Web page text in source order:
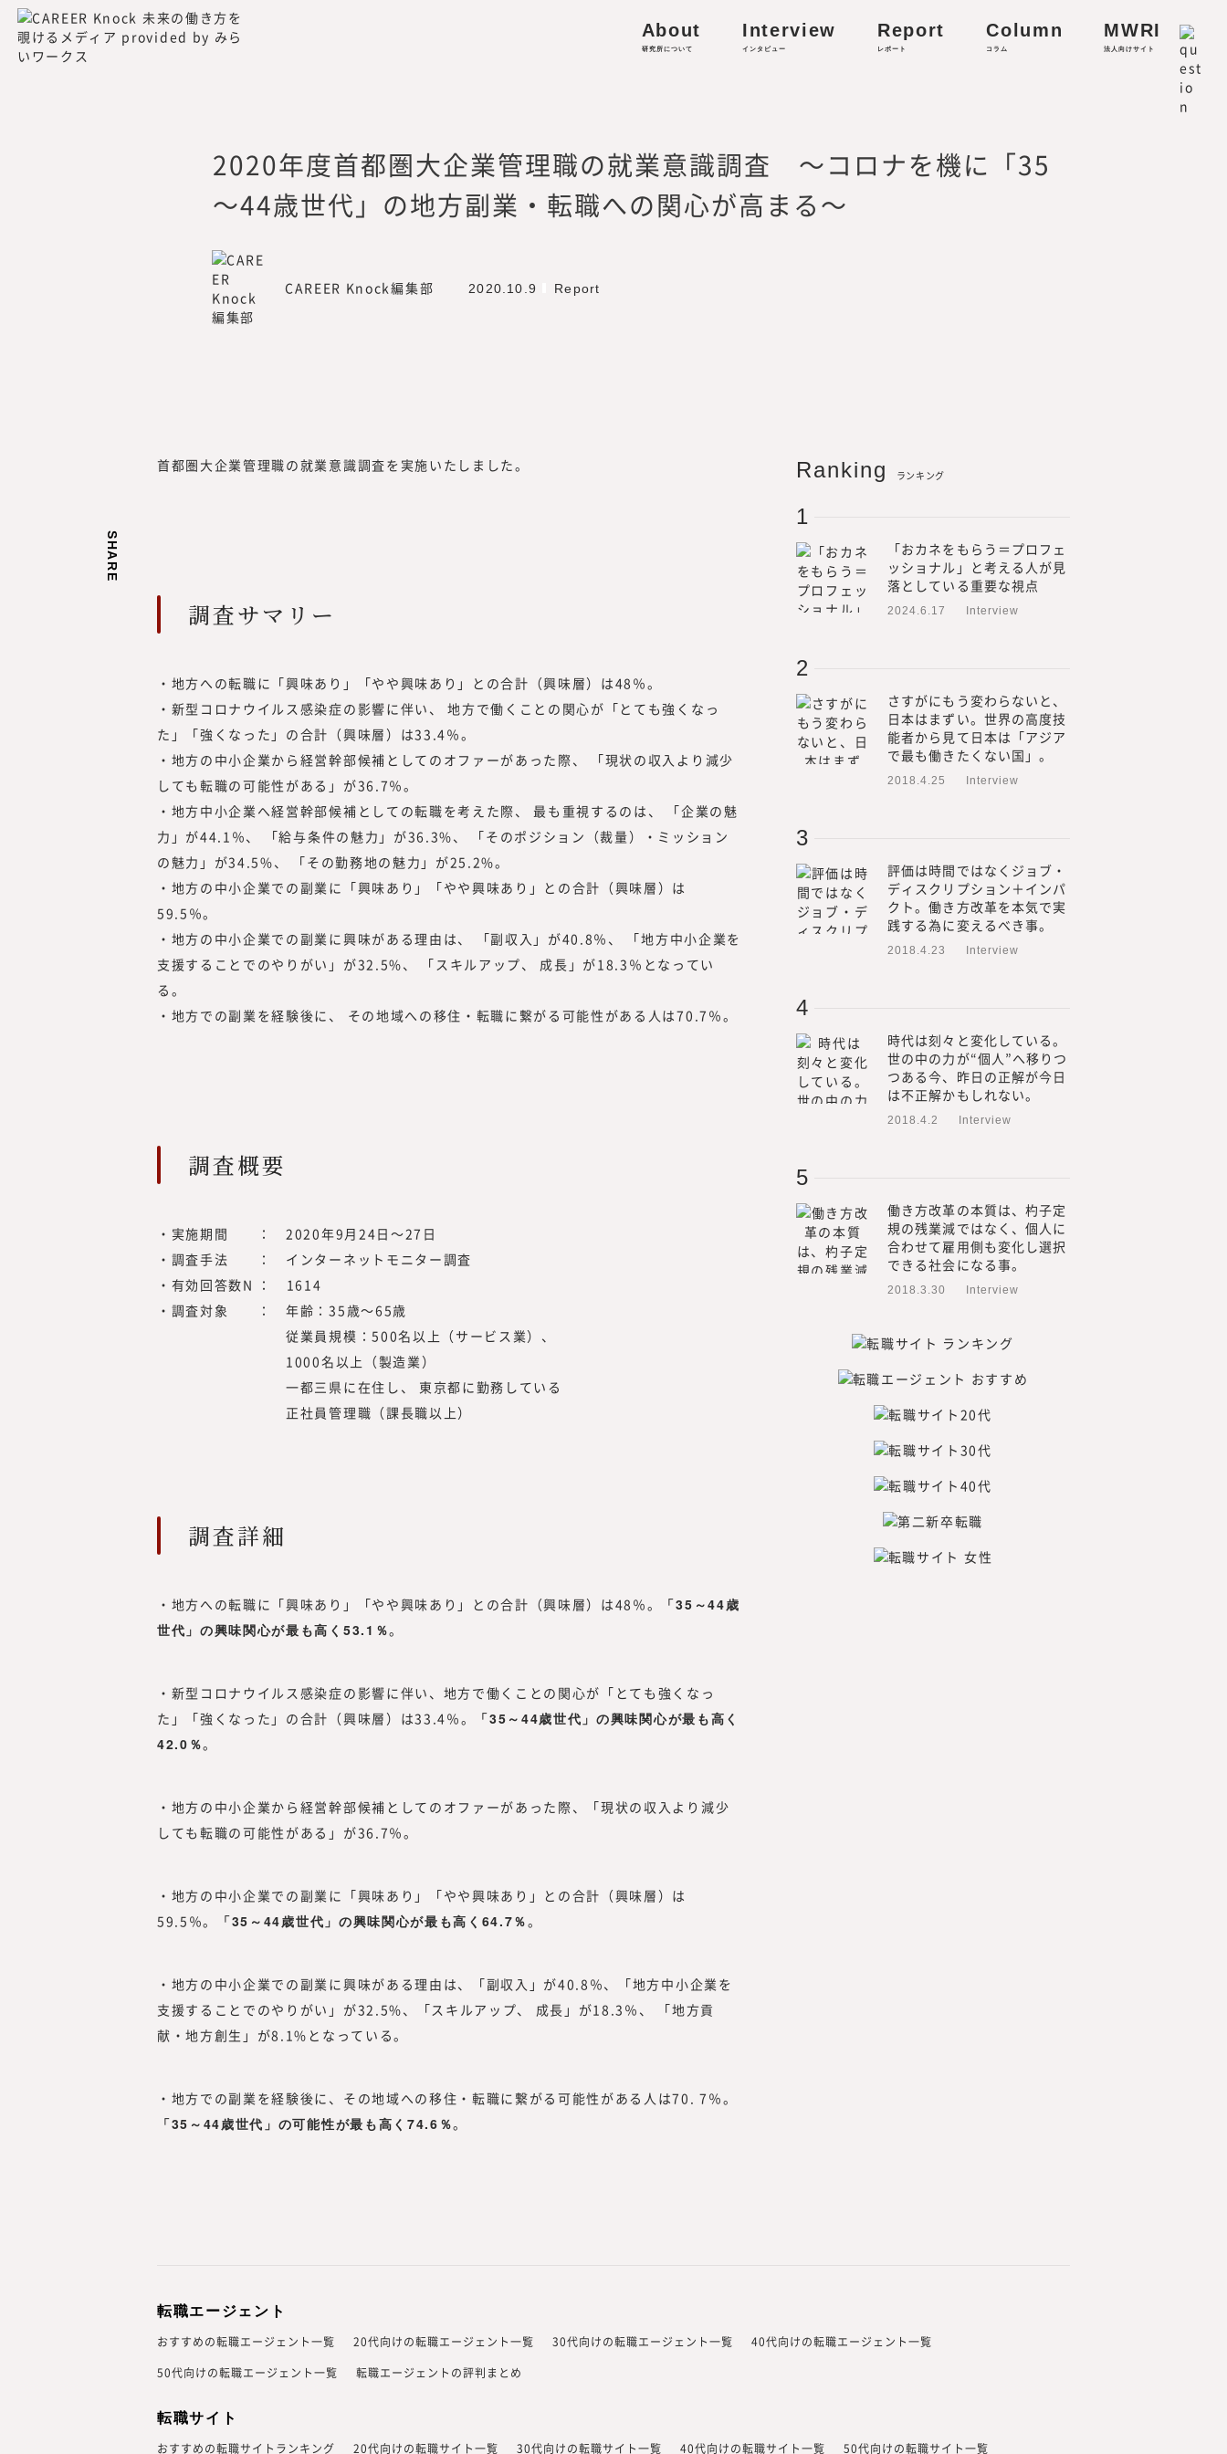
About
研究所について
Interview
インタビュー
Report
レポート
Column
コラム
MWRI
法人向けサイト
名称：
所在地： 〒105-0001 東京都港区虎ノ門4-1-13 Prime Terrace KAMIYACHO 2F
企業の新規事業や人的資本経営／リスキリング、外部人材活用、サステナビリティに関する研究
出版・広報
連絡先：
みらいワークス総合研究所 所長
岡本 祥治
Nagaharu Okamoto
1976年生まれ、慶應義塾大学理工学部
卒。アクセンチュア、ベンチャー企業を
経て、47都道府県を旅する過程で「日本
を元気にしたいという思いが強くなり、
起業を決意。2012年、みらいワークス
を設立し、2017年に東証マザーズ
『みらいワークス総合研究所』を運営する株式会社みらいワークス
は、「日本のみらいの為に挑戦する人を増やす」をミッション、
「プロフェッショナル人材が挑戦するエコシステムを創造する」を
ビジョンに掲げ、人生100年時代に、プロフェッショナル人材が、
「独立、起業、副業、正社員」といった働き方や働く場所、働く目
を展開しています。
2022年7月に、プロフェッショナル人材の働き方やキャリアに関す
る調査・研究機関『みらいワークス総合研究所』を立ち上げ、メデ
ィア『CAREER Knock 』にて、プロフェッショナル人材の働き方や
キャリア形成についての情報を提供してきました。
を活用する企業についての調査・研究も行い、情報を提供していく
中で、企業の経営者や人事部、事業部の方より「これらのノウハウ
や事例をもっと知りたい」といった声を多くいただく機会が増えま
また、昨今、オープンイノベーションやリスキリングに関するお問
い合わせや引き合いも増えていることから、このたび、『みらいワ
／リスキリング、サステナビリティに関する調査・研究、情報を提
現在、みらいワークスに登録いただいているプロフェッショナル人
材は8万名を越えました。国内最大級のプロフェッショナル人材のた
めのプラットフォームとして、多くのプロフェッショナル人材の働
き方や、企業でのプロフェッショナル人材の採用・活用を見てきた
供していきたいと思っております。
い情報を提供するのではなく、読者の目線で調査・研究をした情報
スキリング、サステナビリティ等、かつてないものを創る「挑戦
つまり、読者の目線で活動するには、みらいワークス総合研究所に
携わる編集者、記者、執筆者、われわれ自身も「挑戦者」である必
要があります。われわれ自身も「挑戦者」であり続け、企画する内
容、集める情報、発信する情報と、10年先、20年先を見据えた、読
2020年度首都圏大企業管理職の就業意識調査 ～コロナを機に「35
～44歳世代」の地方副業・転職への関心が高まる～
CAREER Knock編集部 2020.10.9 Report
SHARE
首都圏大企業管理職の就業意識調査を実施いたしました。
調査サマリー
・地方への転職に「興味あり」「やや興味あり」との合計（興味層）は48％。
・新型コロナウイルス感染症の影響に伴い、 地方で働くことの関心が「とても強くなっ
た」「強くなった」の合計（興味層）は33.4％。
・地方の中小企業から経営幹部候補としてのオファーがあった際、 「現状の収入より減少
しても転職の可能性がある」が36.7％。
・地方中小企業へ経営幹部候補としての転職を考えた際、 最も重視するのは、 「企業の魅
力」が44.1％、 「給与条件の魅力」が36.3%、 「そのポジション（裁量）・ミッション
の魅力」が34.5%、 「その勤務地の魅力」が25.2%。
・地方の中小企業での副業に「興味あり」「やや興味あり」との合計（興味層）は
59.5％。
・地方の中小企業での副業に興味がある理由は、 「副収入」が40.8％、 「地方中小企業を
支援することでのやりがい」が32.5%、 「スキルアップ、 成長」が18.3％となってい
る。
・地方での副業を経験後に、 その地域への移住・転職に繋がる可能性がある人は70.7％。
調査概要
・実施期間 ： 2020年9月24日～27日
・調査手法 ： インターネットモニター調査
・有効回答数N ： 1614
・調査対象 ： 年齢：35歳～65歳
従業員規模：500名以上（サービス業）、
1000名以上（製造業）
一都三県に在住し、 東京都に勤務している
正社員管理職（課長職以上）
調査詳細
・地方への転職に「興味あり」「やや興味あり」との合計（興味層）は48％。
「35～44歳
世代」の興味関心が最も高く53.1％。
・新型コロナウイルス感染症の影響に伴い、地方で働くことの関心が「とても強くなっ
た」「強くなった」の合計（興味層）は33.4％。
「35～44歳世代」の興味関心が最も高く
42.0％。
・地方の中小企業から経営幹部候補としてのオファーがあった際、「現状の収入より減少
しても転職の可能性がある」が36.7％。
・地方の中小企業での副業に「興味あり」「やや興味あり」との合計（興味層）は
59.5％。
「35～44歳世代」の興味関心が最も高く64.7％。
・地方の中小企業での副業に興味がある理由は、「副収入」が40.8％、「地方中小企業を
支援することでのやりがい」が32.5%、「スキルアップ、 成長」が18.3％、 「地方貢
献・地方創生」が8.1%となっている。
・地方での副業を経験後に、その地域への移住・転職に繋がる可能性がある人は70. 7％。
「35～44歳世代」の可能性が最も高く74.6％。
Ranking ランキング
「おカネをもらう＝プロフェ
ッショナル」と考える人が見
落としている重要な視点
2024.6.17 Interview
さすがにもう変わらないと、
日本はまずい。世界の高度技
能者から見て日本は「アジア
で最も働きたくない国」。
2018.4.25 Interview
評価は時間ではなくジョブ・
ディスクリプション＋インパ
クト。働き方改革を本気で実
践する為に変えるべき事。
2018.4.23 Interview
時代は刻々と変化している。
世の中の力が“個人”へ移りつ
つある今、昨日の正解が今日
は不正解かもしれない。
2018.4.2 Interview
働き方改革の本質は、杓子定
規の残業減ではなく、個人に
合わせて雇用側も変化し選択
できる社会になる事。
2018.3.30 Interview
転職エージェント
おすすめの転職エージェント一覧 20代向けの転職エージェント一覧 30代向けの転職エージェント一覧
40代向けの転職エージェント一覧
50代向けの転職エージェント一覧
転職エージェントの評判まとめ
転職サイト
おすすめの転職サイトランキング 20代向けの転職サイト一覧 30代向けの転職サイト一覧 40代向けの転職サイト一覧 50代向けの転職サイト一覧